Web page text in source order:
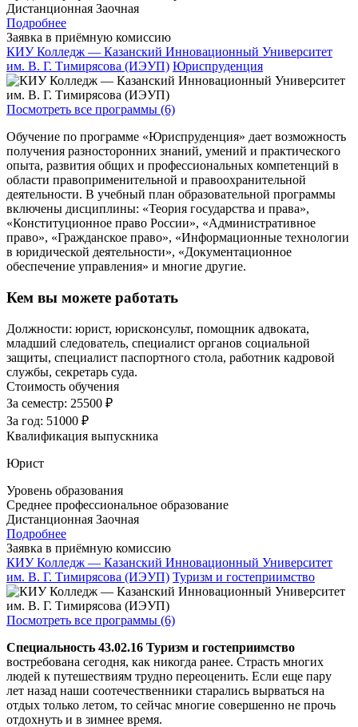
Дистанционная Заочная
Подробнее
Заявка в приёмную комиссию
КИУ Колледж — Казанский Инновационный Университет
им. В. Г. Тимирясова (ИЭУП) Юриспруденция
Посмотреть все программы (6)
Обучение по программе «Юриспруденция» дает возможность
получения разносторонних знаний, умений и практического
опыта, развития общих и профессиональных компетенций в
области правоприменительной и правоохранительной
деятельности. В учебный план образовательной программы
включены дисциплины: «Теория государства и права»,
«Конституционное право России», «Административное
право», «Гражданское право», «Информационные технологии
в юридической деятельности», «Документационное
обеспечение управления» и многие другие.
Кем вы можете работать
Должности: юрист, юрисконсульт, помощник адвоката,
младший следователь, специалист органов социальной
защиты, специалист паспортного стола, работник кадровой
службы, секретарь суда.
Стоимость обучения
За семестр: 25500 ₽
За год: 51000 ₽
Квалификация выпускника
Юрист
Уровень образования
Среднее профессиональное образование
Дистанционная Заочная
Подробнее
Заявка в приёмную комиссию
КИУ Колледж — Казанский Инновационный Университет
им. В. Г. Тимирясова (ИЭУП) Туризм и гостеприимство
Посмотреть все программы (6)
Специальность 43.02.16 Туризм и гостеприимство
востребована сегодня, как никогда ранее. Страсть многих
людей к путешествиям трудно переоценить. Если еще пару
лет назад наши соотечественники старались вырваться на
отдых только летом, то сейчас многие совершенно не прочь
отдохнуть и в зимнее время.